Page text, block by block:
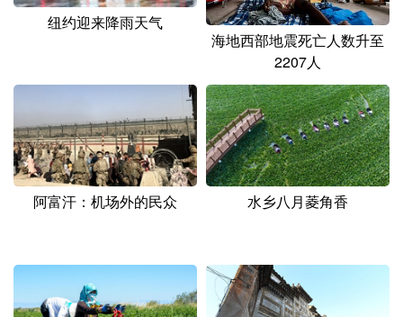
Русский язык 日本語 한국어
纽约迎来降雨天气
海地西部地震死亡人数升至
2207人
阿富汗：机场外的民众 水乡八月菱角香